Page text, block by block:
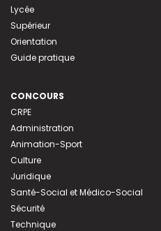
Lycée
Supérieur
Orientation
Guide pratique
CONCOURS
CRPE
Administration
Animation-Sport
Culture
Juridique
Santé-Social et Médico-Social
Sécurité
Technique